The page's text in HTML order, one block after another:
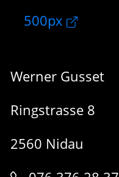
500px
Werner Gusset
Ringstrasse 8
2560 Nidau